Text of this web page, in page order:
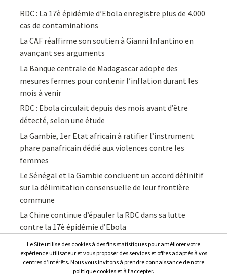
RDC : La 17è épidémie d’Ebola enregistre plus de 4.000
cas de contaminations
La CAF réaffirme son soutien à Gianni Infantino en
avançant ses arguments
La Banque centrale de Madagascar adopte des
mesures fermes pour contenir l’inflation durant les
mois à venir
RDC : Ebola circulait depuis des mois avant d’être
détecté, selon une étude
La Gambie, 1er Etat africain à ratifier l’instrument
phare panafricain dédié aux violences contre les
femmes
Le Sénégal et la Gambie concluent un accord définitif
sur la délimitation consensuelle de leur frontière
commune
La Chine continue d’épauler la RDC dans sa lutte
contre la 17è épidémie d’Ebola
Le Site utilise des cookies à des fins statistiques pour améliorer votre
expérience utilisateur et vous proposer des services et offres adaptés à vos
centres d’intérêts. Nous vous invitons à prendre connaissance de notre
politique cookies et à l’accepter.